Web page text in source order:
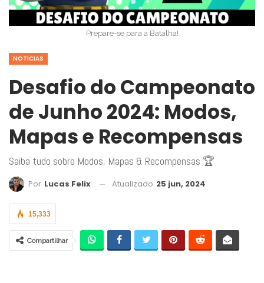
Prepare-se para a Batalha!
NOTICIAS
Desafio do Campeonato
de Junho 2024: Modos,
Mapas e Recompensas
Saiba tudo sobre Modos, Mapas & Recompensas 🏆
Por Lucas Felix Atualizado 25 jun, 2024
15,333
Compartilhar